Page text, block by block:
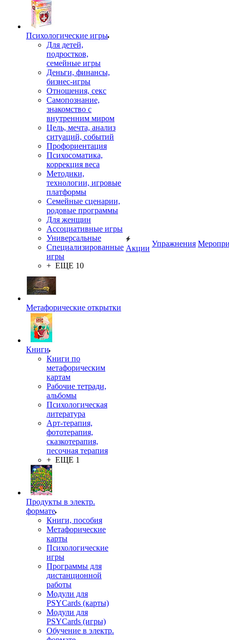
Психологические игры
Для детей,
подростков,
семейные игры
Деньги, финансы,
бизнес-игры
Отношения, секс
Самопознание,
знакомство с
внутренним миром
Цель, мечта, анализ
ситуаций, событий
Профориентация
Психосоматика,
коррекция веса
Методики,
технологии, игровые
платформы
Семейные сценарии,
родовые программы
Для женщин
Ассоциативные игры
Универсальные
Специализированные
игры
+ ЕЩЕ 10
Метафорические открытки
Книги
Книги по
метафорическим
картам
Рабочие тетради,
альбомы
Психологическая
литература
Арт-терапия,
фототерапия,
сказкотерапия,
песочная терапия
+ ЕЩЕ 1
Продукты в электр.
формате
Книги, пособия
Метафорические
карты
Психологические
игры
Программы для
дистанционной
работы
Модули для
PSYCards (карты)
Модули для
PSYCards (игры)
Обучение в электр.
Акции
Упражнения